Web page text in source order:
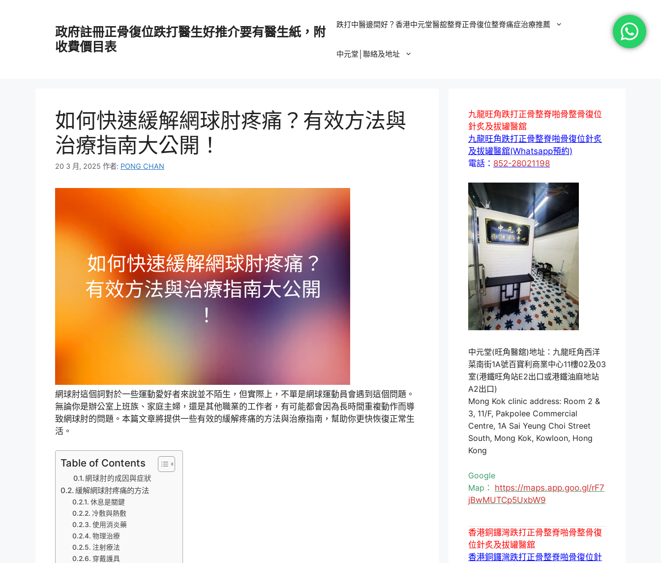
政府註冊正骨復位跌打醫生好推介要有醫生紙，附
收費價目表
跌打中醫邊間好？香港中元堂醫舘整脊正骨復位整脊痛症治療推薦
中元堂│聯絡及地址
如何快速緩解網球肘疼痛？有效方法與
治療指南大公開！
20 3 月, 2025 作者: PONG CHAN
網球肘這個詞對於一些運動愛好者來說並不陌生，但實際上，不單是網球運動員會遇到這個問題。
無論你是辦公室上班族、家庭主婦，還是其他職業的工作者，有可能都會因為長時間重複動作而導
致網球肘的問題。本篇文章將提供一些有效的緩解疼痛的方法與治療指南，幫助你更快恢復正常生
活。
Table of Contents
網球肘的成因與症狀
緩解網球肘疼痛的方法
休息是關鍵
冷敷與熱敷
使用消炎藥
物理治療
注射療法
穿戴護具
九龍旺角跌打正骨整脊啪骨整骨復位
針炙及拔罐醫舘
九龍旺角跌打正骨整脊啪骨復位針炙
及拔罐醫舘(Whatsapp預約)
電話： 852-28021198
中元堂(旺角醫舘)地址：九龍旺角西洋
菜南街1A號百寶利商業中心11樓02及03
室(港鐵旺角站E2出口或港鐵油麻地站
A2出口)
Mong Kok clinic address: Room 2 &
3, 11/F, Pakpolee Commercial
Centre, 1A Sai Yeung Choi Street
South, Mong Kok, Kowloon, Hong
Kong
Google
Map： https://maps.app.goo.gl/rF7
jBwMUTCp5UxbW9
香港銅鑼灣跌打正骨整脊啪骨整骨復
位針炙及拔罐醫舘
香港銅鑼灣跌打正骨整脊啪骨復位針